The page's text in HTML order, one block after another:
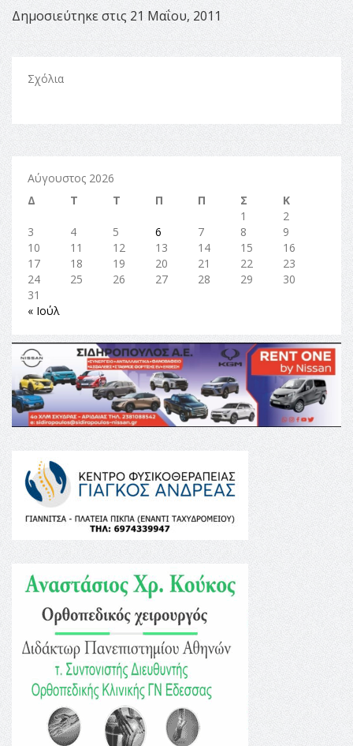
Δημοσιεύτηκε στις 21 Μαΐου, 2011
Σχόλια
Αύγουστος 2026
Δ
Τ Τ Π Π Σ
Κ
1
2
3
4 5 6 7 8
9
10
11 12 13 14 15
16
17
18 19 20 21 22
23
24
25 26 27 28 29
30
31
« Ιούλ